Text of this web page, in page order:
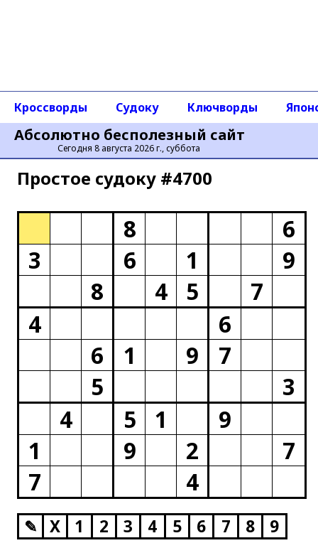
Абсолютно бесполезный сайт
Сегодня 8 августа 2026 г., суббота
Кроссворды Судоку Ключворды
Простое cудоку #4700
8
6
3
6 1
9
8
4 5
7
4
6
6
1 9
7
5
3
4
5 1
9
1
9 2
7
7
4
✎ X 1 2 3 4 5 6 7 8 9